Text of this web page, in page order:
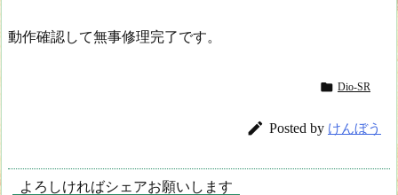
動作確認して無事修理完了です。
 Dio-SR
 Posted by けんぼう
よろしければシェアお願いします